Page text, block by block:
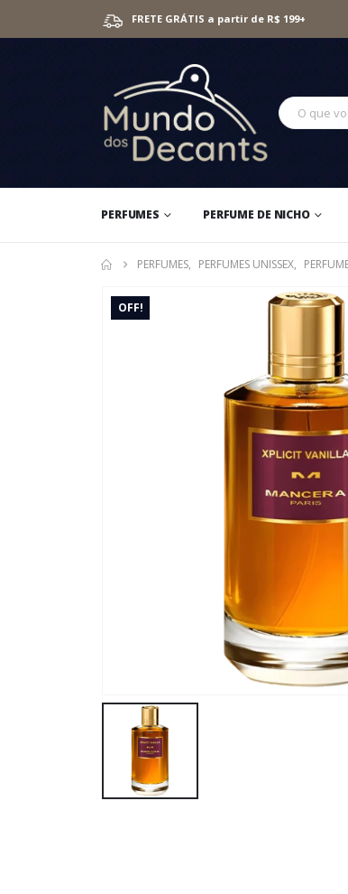
FRETE GRÁTIS a partir de R$ 199+
PERFUMES PERFUME DE NICHO
PERFUMES, PERFUMES UNISSEX,
OFF!